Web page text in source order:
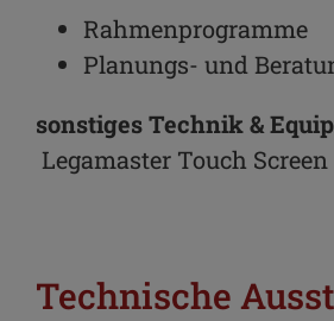
Rahmenprogramme
Planungs- und
sonstiges Technik &
Legamaster Touch Screen
Technische